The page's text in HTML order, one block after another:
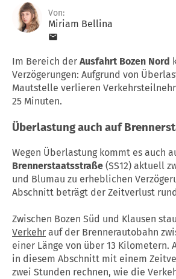
Von:
Miriam Bellina
Im Bereich der Ausfahrt Bozen Nord
Verzögerungen: Aufgrund von
Mautstelle verlieren
25 Minuten.
Überlastung auch auf
Wegen Überlastung kommt es auch
Brennerstaatsstraße (SS12) aktuell
und Blumau zu erheblichen
Abschnitt beträgt der Zeitverlust
Zwischen Bozen Süd und Klausen
Verkehr auf der Brennerautobahn
einer Länge von über 13 Kilometern.
in diesem Abschnitt mit einem
zwei Stunden rechnen, wie die